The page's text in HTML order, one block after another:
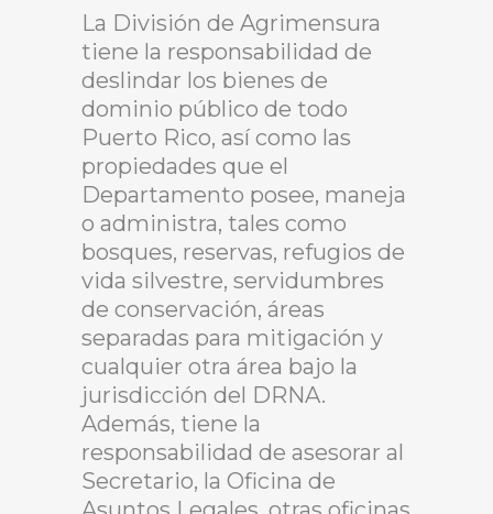
La División de Agrimensura
tiene la responsabilidad de
deslindar los bienes de
dominio público de todo
Puerto Rico, así como las
propiedades que el
Departamento posee, maneja
o administra, tales como
bosques, reservas, refugios de
vida silvestre, servidumbres
de conservación, áreas
separadas para mitigación y
cualquier otra área bajo la
jurisdicción del DRNA.
Además, tiene la
responsabilidad de asesorar al
Secretario, la Oficina de